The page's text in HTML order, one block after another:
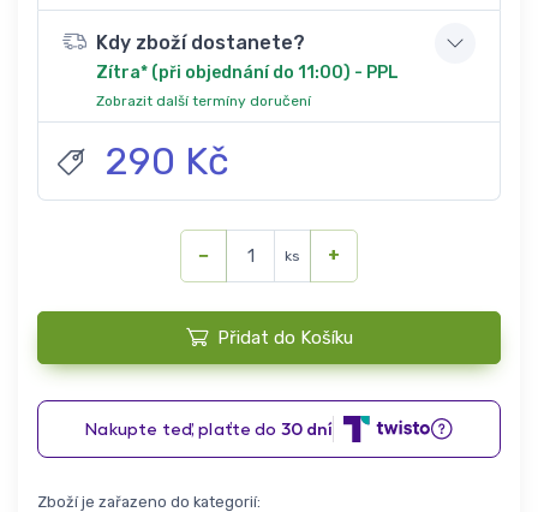
Kdy zboží dostanete?
Zítra* (při objednání do 11:00) - PPL
Zobrazit další termíny doručení
290 Kč
− ks +
Přidat do Košíku
Zboží je zařazeno do kategorií: